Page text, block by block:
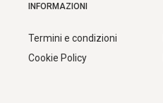
INFORMAZIONI
Termini e condizioni
Cookie Policy